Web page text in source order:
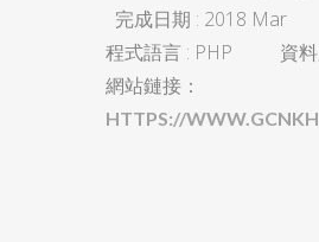
完成日期 : 2018 Mar
程式語言 : PHP 資料
網站鏈接：
HTTPS://